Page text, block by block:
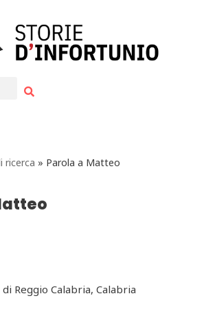
ricerca » Parola a Matteo
Reggio Calabria, Calabria